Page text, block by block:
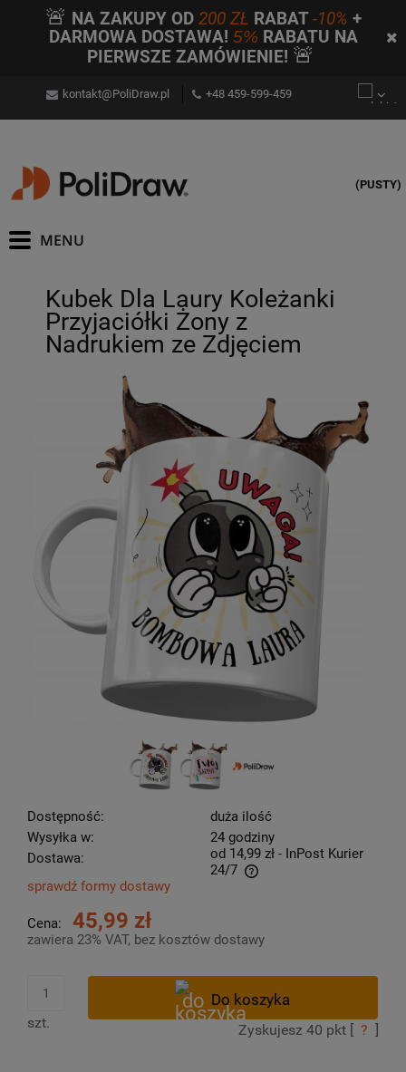
🚨 NA ZAKUPY OD200 ZŁ RABAT-10% +
DARMOWA DOSTAWA! 5% RABATU NA
PIERWSZE ZAMÓWIENIE! 🚨
kontakt@PoliDraw.pl +48 459-599-459
(PUSTY)
Kubek Dla Laury Koleżanki
Przyjaciółki Żony z
Nadrukiem ze Zdjęciem
Dostępność:
duża ilość
Wysyłka w:
24 godziny
Dostawa:
od 14,99 zł - InPost Kurier
24/7
Cena nie zawiera ewentualnych kosztów płatności
sprawdź formy dostawy
Cena: 45,99 zł
zawiera 23% VAT, bez kosztów dostawy
szt. Zyskujesz 40 pkt [ ? ]